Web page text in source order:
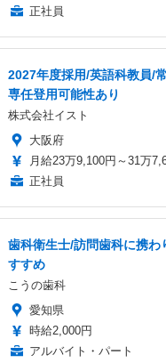
正社員
2027年度採用/英語科教員/
専任登用可能性あり
株式会社イスト
大阪府
月給23万9,100円～31万
正社員
歯科衛生士/訪問歯科に携わ
すすめ
こうの歯科
愛知県
時給2,000円
アルバイト・パート